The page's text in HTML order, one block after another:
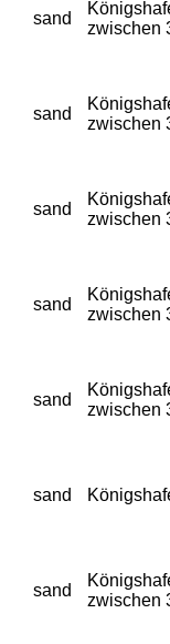
sand
zwischen
sand
zwischen
sand
zwischen
sand
zwischen
sand
zwischen
sand
sand
zwischen